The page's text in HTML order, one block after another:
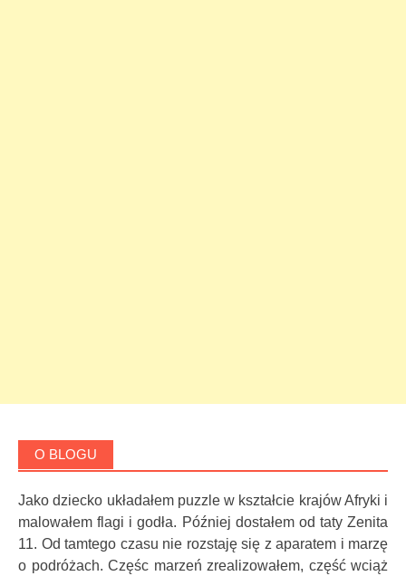
O BLOGU
Jako dziecko układałem puzzle w kształcie krajów Afryki i
malowałem flagi i godła. Później dostałem od taty Zenita
11. Od tamtego czasu nie rozstaję się z aparatem i marzę
o podróżach. Częśc marzeń zrealizowałem, część wciąż